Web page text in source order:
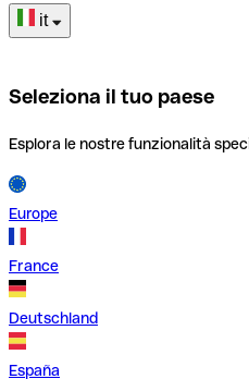
it
Seleziona il tuo paese
Esplora le nostre funzionalità
Europe
France
Deutschland
España